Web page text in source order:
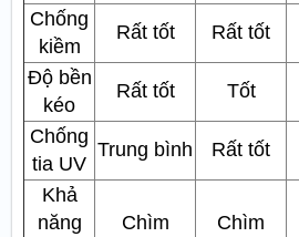
Chống
kiềm
Rất tốt Rất tốt
Độ bền
kéo
Rất tốt Tốt
Chống
tia UV
Trung bình Rất tốt
Khả
năng
Chìm Chìm